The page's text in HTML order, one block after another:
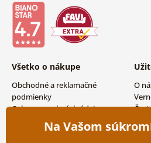
Všetko o nákupe
Obchodné a reklamačné
podmienky
Ochrana osobných údajov
Možnosti dopravy a platby
Vrátenie tovaru
O
Na Vašom